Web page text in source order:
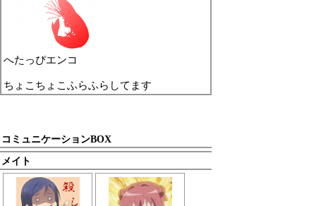
へたっぴエンコ
ちょこちょこふらふらしてます
コミュニケーションBOX
メイト